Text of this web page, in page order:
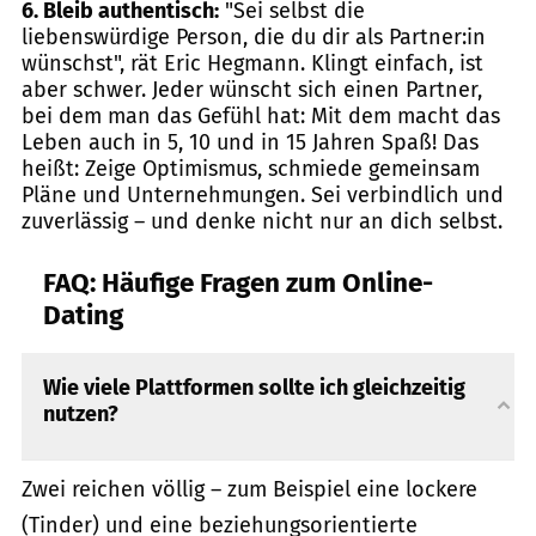
6. Bleib authentisch: "Sei selbst die
liebenswürdige Person, die du dir als Partner:in
wünschst", rät Eric Hegmann. Klingt einfach, ist
aber schwer. Jeder wünscht sich einen Partner,
bei dem man das Gefühl hat: Mit dem macht das
Leben auch in 5, 10 und in 15 Jahren Spaß! Das
heißt: Zeige Optimismus, schmiede gemeinsam
Pläne und Unternehmungen. Sei verbindlich und
zuverlässig – und denke nicht nur an dich selbst.
FAQ: Häufige Fragen zum Online-
Dating
Wie viele Plattformen sollte ich gleichzeitig
nutzen?
Zwei reichen völlig – zum Beispiel eine lockere
(Tinder) und eine beziehungsorientierte